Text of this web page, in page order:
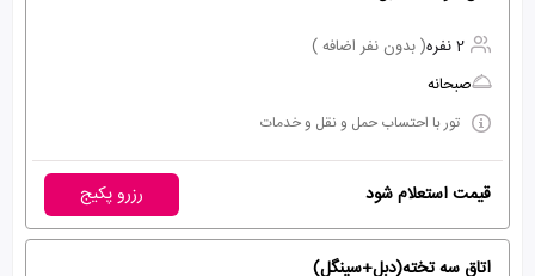
2 نفره
( بدون نفر اضافه )
صبحانه
تور با احتساب حمل و نقل و خدمات
قیمت استعلام شود رزرو پکیج
اتاق سه تخته(دبل+سینگل)